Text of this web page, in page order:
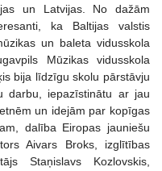
un Latvijas. No dažām
ka Baltijas valstis
un baleta vidusskola
Mūzikas vidusskola
bija līdzīgu skolu pārstāvju
darbu, iepazīstinātu ar jau
un idejām par kopīgas
dalība Eiropas jauniešu
Aivars Broks, izglītības
Staņislavs Kozlovskis,